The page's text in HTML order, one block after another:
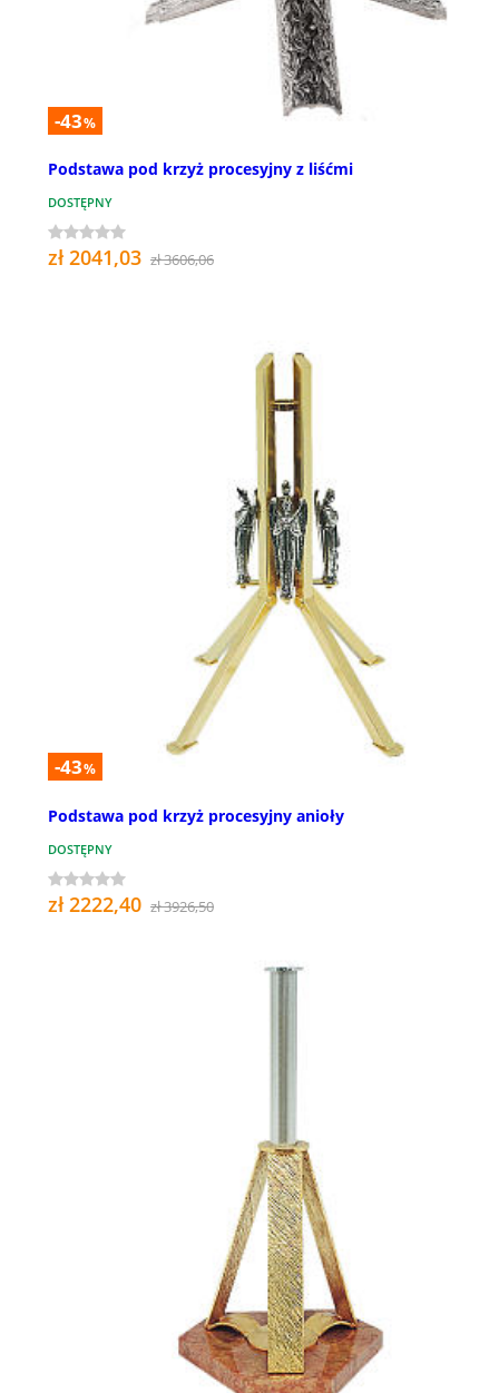
-43%
Podstawa pod krzyż procesyjny z liśćmi
DOSTĘPNY
zł 2041,03 zł 3606,06
-43%
Podstawa pod krzyż procesyjny anioły
DOSTĘPNY
zł 2222,40 zł 3926,50